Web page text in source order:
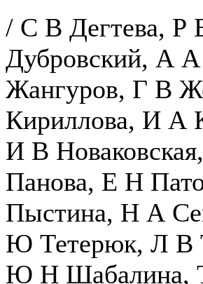
/ С В Дегтева, Р
Дубровский, А
Жангуров, Г В
Кириллова, И А
И В
Панова, Е Н
Пыстина, Н А
Ю Тетерюк, Л В
Ю Н Шабалина,